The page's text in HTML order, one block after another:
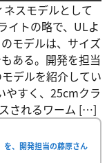
スモデルとして
イトの略で、ULよ
モデルは、サイズ
ある。開発を担当
デルを紹介してい
やすく、25cmクラ
されるワーム […]
を、開発担当の藤原さん